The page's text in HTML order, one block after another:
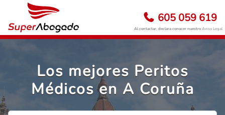
605 059 619
Al contactar, declara conocer nuestroAviso Legal
Los mejores Peritos
Médicos en A Coruña